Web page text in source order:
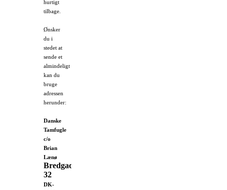
hurtigt
tilbage.
Ønsker
du i
stedet at
sende et
almindeligt brev,
kan du
bruge
adressen
herunder:
Danske
Tamfugle
c/o
Brian
Lænø
Bredgade
32
DK-